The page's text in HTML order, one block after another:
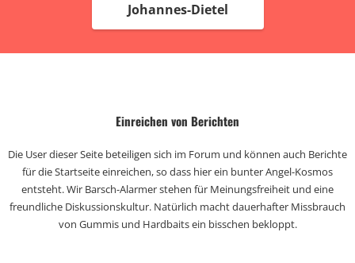
Johannes-Dietel
Einreichen von Berichten
Die User dieser Seite beteiligen sich im Forum und können auch Berichte
für die Startseite einreichen, so dass hier ein bunter Angel-Kosmos
entsteht. Wir Barsch-Alarmer stehen für Meinungsfreiheit und eine
freundliche Diskussionskultur. Natürlich macht dauerhafter Missbrauch
von Gummis und Hardbaits ein bisschen bekloppt.